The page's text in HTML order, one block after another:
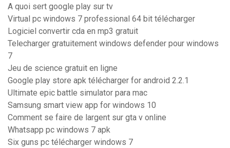
A quoi sert google play sur tv
Virtual pc windows 7 professional 64 bit télécharger
Logiciel convertir cda en mp3 gratuit
Telecharger gratuitement windows defender pour windows
7
Jeu de science gratuit en ligne
Google play store apk télécharger for android 2.2.1
Ultimate epic battle simulator para mac
Samsung smart view app for windows 10
Comment se faire de largent sur gta v online
Whatsapp pc windows 7 apk
Six guns pc télécharger windows 7